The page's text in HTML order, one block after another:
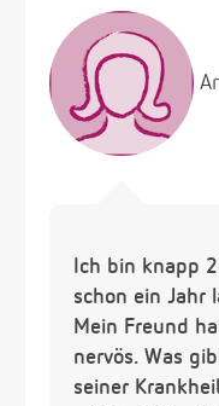
Ich bin knapp
schon ein Jahr
Mein Freund
nervös. Was
seiner